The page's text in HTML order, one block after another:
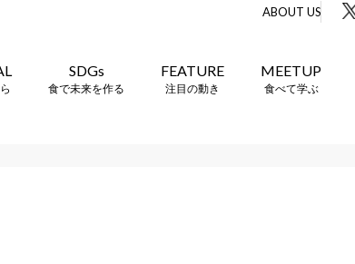
ABOUT US
SDGs
食で未来を作る
FEATURE
注目の動き
MEETUP
食べて学ぶ